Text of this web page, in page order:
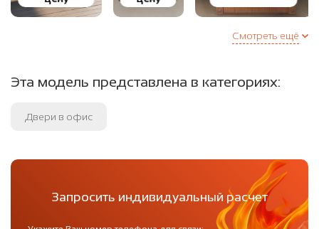
Смотреть ещё
Эта модель представлена в категориях:
Двери в офис
Запросить индивидуальный расчет